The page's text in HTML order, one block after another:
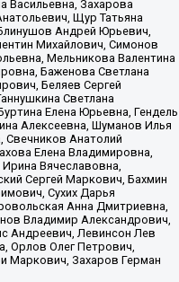
Васильевна, Захарова
Щур Татьяна
Андрей Юрьевич,
Михайлович, Симонов
Мельникова Валентина
Баженова Светлана
Беляев Сергей
Светлана
Елена Юрьевна, Гендель
Алексеевна, Шуманов Илья
Свечников Анатолий
Елена Владимировна,
Вячеславовна,
Сергей Маркович, Бахмин
Сухих Дарья
Анна Дмитриевна,
Владимир Александрович,
Андреевич, Левинсон Лев
Орлов Олег Петрович,
Маркович, Захаров Герман